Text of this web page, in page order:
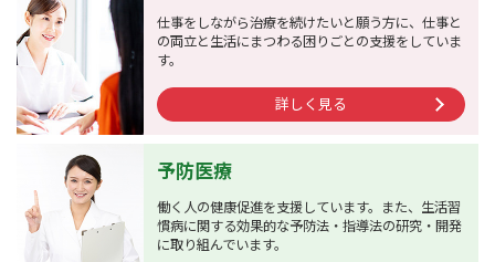
仕事をしながら治療を続けたいと願う方に、仕事と
の両立と生活にまつわる困りごとの支援をしていま
す。
詳しく見る
予防医療
働く人の健康促進を支援しています。また、生活習
慣病に関する効果的な予防法・指導法の研究・開発
に取り組んでいます。